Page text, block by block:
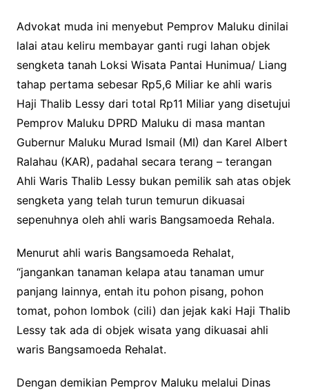
Advokat muda ini menyebut Pemprov Maluku dinilai
lalai atau keliru membayar ganti rugi lahan objek
sengketa tanah Loksi Wisata Pantai Hunimua/ Liang
tahap pertama sebesar Rp5,6 Miliar ke ahli waris
Haji Thalib Lessy dari total Rp11 Miliar yang disetujui
Pemprov Maluku DPRD Maluku di masa mantan
Gubernur Maluku Murad Ismail (MI) dan Karel Albert
Ralahau (KAR), padahal secara terang – terangan
Ahli Waris Thalib Lessy bukan pemilik sah atas objek
sengketa yang telah turun temurun dikuasai
sepenuhnya oleh ahli waris Bangsamoeda Rehala.
Menurut ahli waris Bangsamoeda Rehalat,
“jangankan tanaman kelapa atau tanaman umur
panjang lainnya, entah itu pohon pisang, pohon
tomat, pohon lombok (cili) dan jejak kaki Haji Thalib
Lessy tak ada di objek wisata yang dikuasai ahli
waris Bangsamoeda Rehalat.
Dengan demikian Pemprov Maluku melalui Dinas